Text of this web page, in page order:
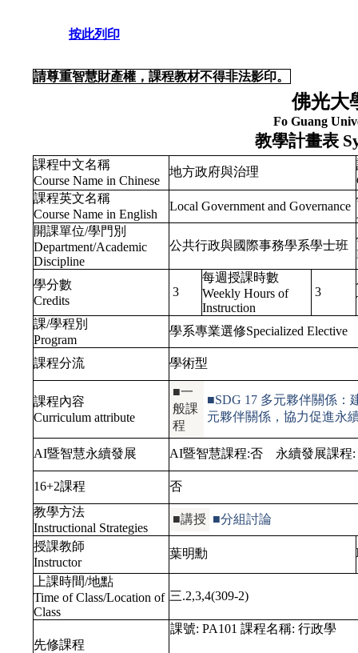
按此列印
請尊重智慧財產權，課程教材不得非法影印。
佛光大
Fo Guang
教學計畫表
課程中文名稱
Course Name in Chinese
地方政府與治理
課程英文名稱
Course Name in English
Local Government and Governance
開課單位/學門別
Department/Academic
Discipline
公共行政與國際事務學系學士班
學分數
Credits
3
每週授課時數
Weekly Hours of
Instruction
3
課/學程別
Program
學系專業選修Specialized Elective
課程分流 學術型
課程內容
Curriculum attribute
■一
般課
程
■SDG 17 多元夥伴關係：
元夥伴關係，協力促進永
AI暨智慧永續發展 AI暨智慧課程:否 永續發展課程:
16+2課程
否
教學方法
Instructional Strategies
■講授 ■分組討論
授課教師
Instructor
葉明勳
上課時間/地點
Time of Class/Location of
Class
三.2,3,4(309-2)
先修課程
課號: PA101 課程名稱: 行政學